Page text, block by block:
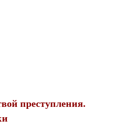
преступления.